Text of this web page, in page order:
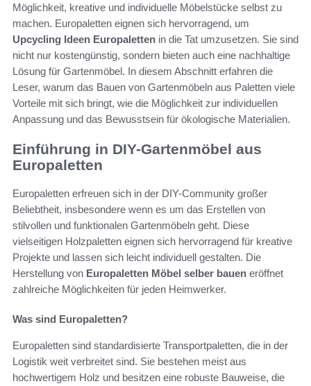
Möglichkeit, kreative und individuelle Möbelstücke selbst zu
machen. Europaletten eignen sich hervorragend, um
Upcycling Ideen Europaletten in die Tat umzusetzen. Sie sind
nicht nur kostengünstig, sondern bieten auch eine nachhaltige
Lösung für Gartenmöbel. In diesem Abschnitt erfahren die
Leser, warum das Bauen von Gartenmöbeln aus Paletten viele
Vorteile mit sich bringt, wie die Möglichkeit zur individuellen
Anpassung und das Bewusstsein für ökologische Materialien.
Einführung in DIY-Gartenmöbel aus
Europaletten
Europaletten erfreuen sich in der DIY-Community großer
Beliebtheit, insbesondere wenn es um das Erstellen von
stilvollen und funktionalen Gartenmöbeln geht. Diese
vielseitigen Holzpaletten eignen sich hervorragend für kreative
Projekte und lassen sich leicht individuell gestalten. Die
Herstellung von Europaletten Möbel selber bauen eröffnet
zahlreiche Möglichkeiten für jeden Heimwerker.
Was sind Europaletten?
Europaletten sind standardisierte Transportpaletten, die in der
Logistik weit verbreitet sind. Sie bestehen meist aus
hochwertigem Holz und besitzen eine robuste Bauweise, die